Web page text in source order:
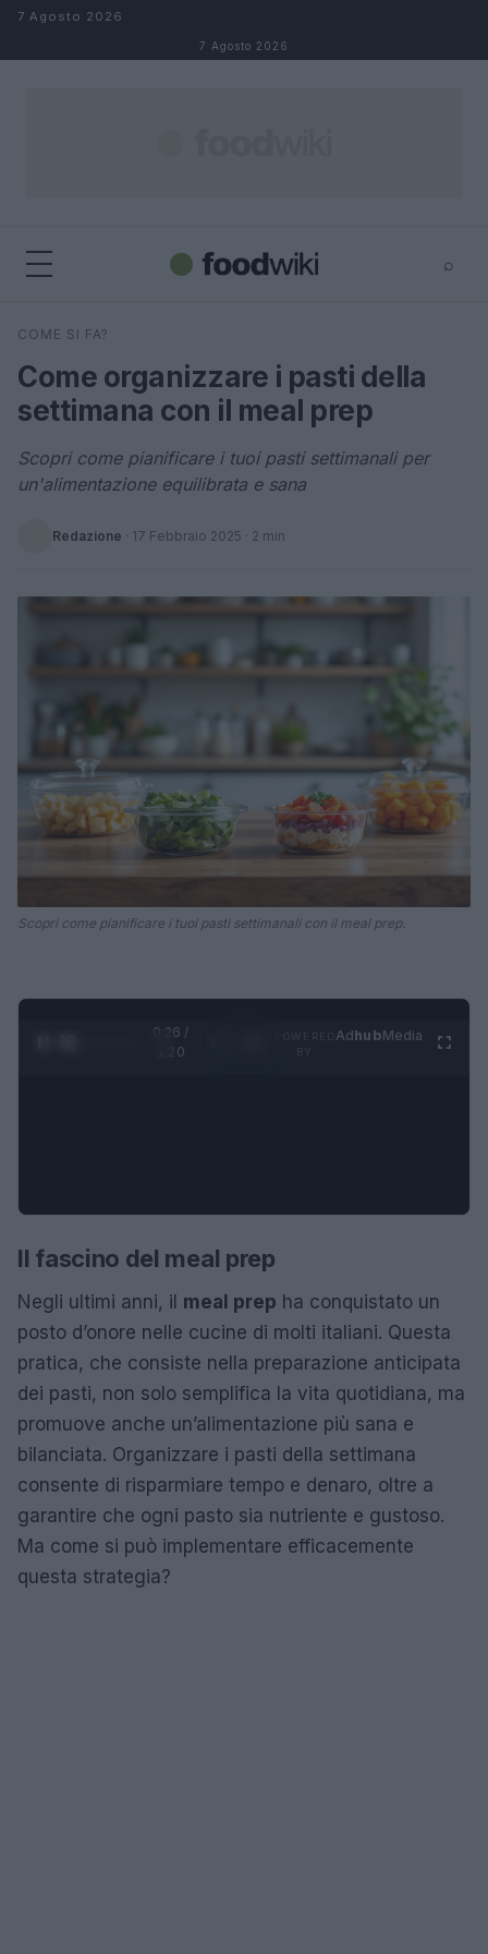
Salta al contenuto
7 Agosto 2026
7 Agosto 2026
⌕
Cerca
COME SI FA?
Come organizzare i pasti della
settimana con il meal prep
Scopri come pianificare i tuoi pasti settimanali per
un'alimentazione equilibrata e sana
Redazione · 17 Febbraio 2025 · 2 min
Scopri come pianificare i tuoi pasti settimanali con il meal prep.
0:27 /
1:20
AdhubMedia
Il fascino del meal prep
Negli ultimi anni, il meal prep ha conquistato un
posto d’onore nelle cucine di molti italiani. Questa
pratica, che consiste nella preparazione anticipata
dei pasti, non solo semplifica la vita quotidiana, ma
promuove anche un’alimentazione più sana e
bilanciata. Organizzare i pasti della settimana
consente di risparmiare tempo e denaro, oltre a
garantire che ogni pasto sia nutriente e gustoso.
Ma come si può implementare efficacemente
questa strategia?